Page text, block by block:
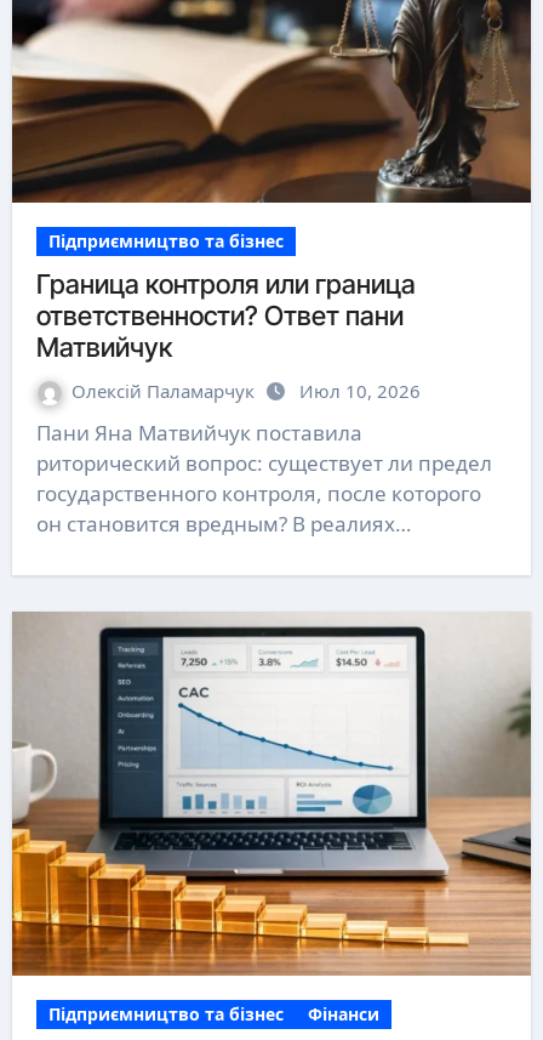
Підприємництво та бізнес
Граница контроля или граница
ответственности? Ответ пани
Матвийчук
Олексій Паламарчук Июл 10, 2026
Пани Яна Матвийчук поставила
риторический вопрос: существует ли предел
государственного контроля, после которого
он становится вредным? В реалиях…
Підприємництво та бізнес Фінанси